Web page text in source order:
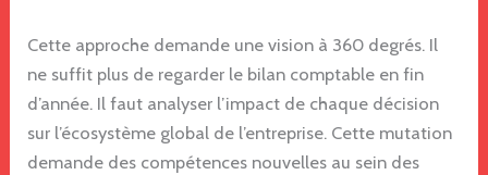
Cette approche demande une vision à 360 degrés. Il
ne suffit plus de regarder le bilan comptable en fin
d’année. Il faut analyser l’impact de chaque décision
sur l’écosystème global de l’entreprise. Cette mutation
demande des compétences nouvelles au sein des